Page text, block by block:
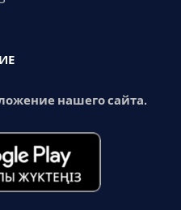
нашего сайта.